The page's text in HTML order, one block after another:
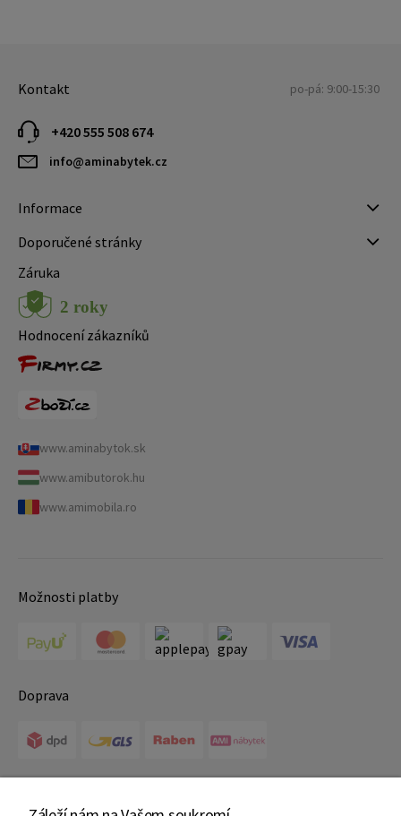
Kontakt po-pá: 9:00-15:30
+420 555 508 674
info@aminabytek.cz
Informace
Doporučené stránky
Záruka
Hodnocení zákazníků
www.aminabytok.sk
www.amibutorok.hu
www.amimobila.ro
Možnosti platby
Doprava